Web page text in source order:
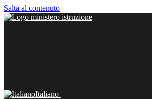
Salta al contenuto
Italiano